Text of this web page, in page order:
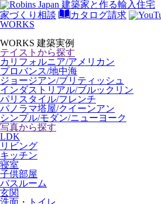
家づくり相談
カタログ請求
WORKS
WORKS 建築実例
テイストから探す
カリフォルニア/アメリカン
プロバンス/地中海
ジョージアン/ブリティッシュ
インダストリアル/ブルックリン
パリスタイル/フレンチ
パノラマ塔屋/クイーンアン
シンプル/モダン/ニューヨーク
写真から探す
LDK
リビング
キッチン
寝室
子供部屋
バスルーム
玄関
洗面・トイレ